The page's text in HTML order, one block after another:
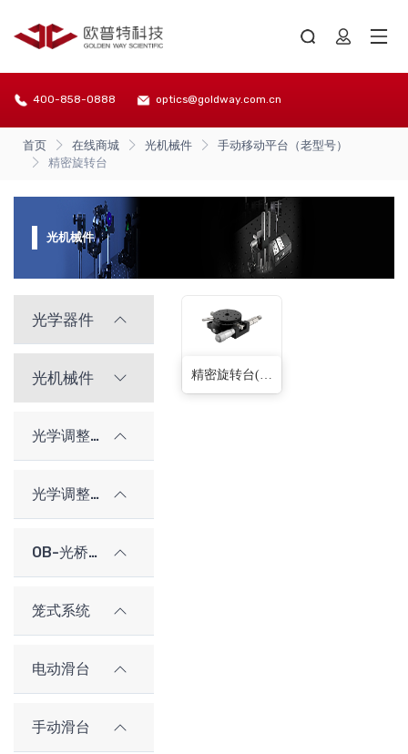
400-858-0888 optics@goldway.com.cn
首页 在线商城 光机械件
手动移动平台（老型号）
精密旋转台
光机械件
光学器件
光机械件
光学调整架
光学调整架（老型号）
OB-光桥光学架构系统
笼式系统
电动滑台
手动滑台
精密旋转台(6种)